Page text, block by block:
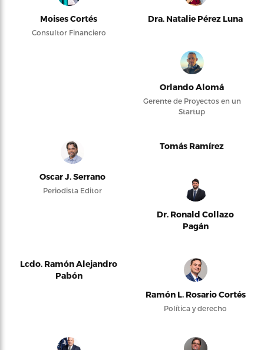
Moises Cortés
Consultor Financiero
Dra. Natalie Pérez Luna
Orlando Alomá
Gerente de Proyectos en un
Startup
Oscar J. Serrano
Periodista Editor
Tomás Ramírez
Dr. Ronald Collazo
Pagán
Lcdo. Ramón Alejandro
Pabón
Ramón L. Rosario Cortés
Política y derecho